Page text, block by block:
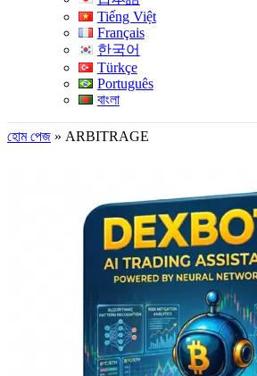
Tiếng Việt
Français
한국어
Türkçe
Português
বাংলা
হোম পেজ » ARBITRAGE